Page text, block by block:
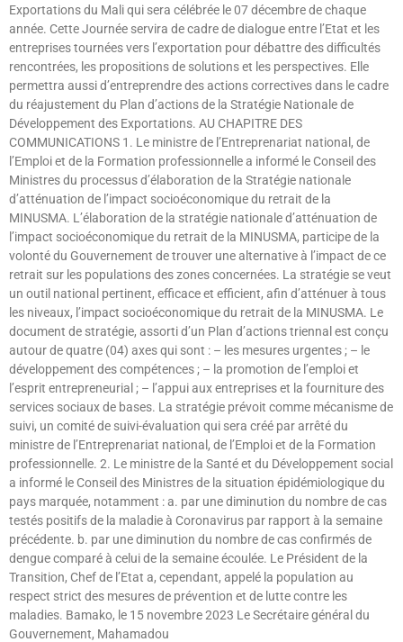
Exportations du Mali qui sera célébrée le 07 décembre de chaque
année. Cette Journée servira de cadre de dialogue entre l’Etat et les
entreprises tournées vers l’exportation pour débattre des difficultés
rencontrées, les propositions de solutions et les perspectives. Elle
permettra aussi d’entreprendre des actions correctives dans le cadre
du réajustement du Plan d’actions de la Stratégie Nationale de
Développement des Exportations. AU CHAPITRE DES
COMMUNICATIONS 1. Le ministre de l’Entreprenariat national, de
l’Emploi et de la Formation professionnelle a informé le Conseil des
Ministres du processus d’élaboration de la Stratégie nationale
d’atténuation de l’impact socioéconomique du retrait de la
MINUSMA. L’élaboration de la stratégie nationale d’atténuation de
l’impact socioéconomique du retrait de la MINUSMA, participe de la
volonté du Gouvernement de trouver une alternative à l’impact de ce
retrait sur les populations des zones concernées. La stratégie se veut
un outil national pertinent, efficace et efficient, afin d’atténuer à tous
les niveaux, l’impact socioéconomique du retrait de la MINUSMA. Le
document de stratégie, assorti d’un Plan d’actions triennal est conçu
autour de quatre (04) axes qui sont : – les mesures urgentes ; – le
développement des compétences ; – la promotion de l’emploi et
l’esprit entrepreneurial ; – l’appui aux entreprises et la fourniture des
services sociaux de bases. La stratégie prévoit comme mécanisme de
suivi, un comité de suivi-évaluation qui sera créé par arrêté du
ministre de l’Entreprenariat national, de l’Emploi et de la Formation
professionnelle. 2. Le ministre de la Santé et du Développement social
a informé le Conseil des Ministres de la situation épidémiologique du
pays marquée, notamment : a. par une diminution du nombre de cas
testés positifs de la maladie à Coronavirus par rapport à la semaine
précédente. b. par une diminution du nombre de cas confirmés de
dengue comparé à celui de la semaine écoulée. Le Président de la
Transition, Chef de l’Etat a, cependant, appelé la population au
respect strict des mesures de prévention et de lutte contre les
maladies. Bamako, le 15 novembre 2023 Le Secrétaire général du
Gouvernement, Mahamadou